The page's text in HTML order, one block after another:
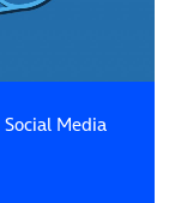
Social Media